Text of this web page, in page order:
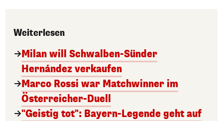
Weiterlesen
Milan will Schwalben-Sünder
Hernández verkaufen
Marco Rossi war Matchwinner im
Österreicher-Duell
"Geistig tot": Bayern-Legende geht auf